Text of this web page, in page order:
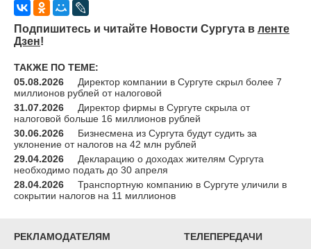
Подпишитесь и читайте Новости Сургута в ленте
Дзен!
ТАКЖЕ ПО ТЕМЕ:
05.08.2026
Директор компании в Сургуте скрыл более 7
миллионов рублей от налоговой
31.07.2026
Директор фирмы в Сургуте скрыла от
налоговой больше 16 миллионов рублей
30.06.2026
Бизнесмена из Сургута будут судить за
уклонение от налогов на 42 млн рублей
29.04.2026
Декларацию о доходах жителям Сургута
необходимо подать до 30 апреля
28.04.2026
Транспортную компанию в Сургуте уличили в
сокрытии налогов на 11 миллионов
РЕКЛАМОДАТЕЛЯМ ТЕЛЕПЕРЕДАЧИ